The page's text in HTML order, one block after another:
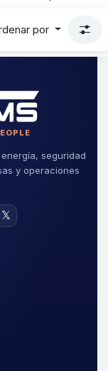
por
seguridad
y operaciones
𝕏